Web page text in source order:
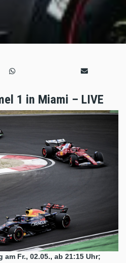
1 in Miami – LIVE
Fr., 02.05., ab 21:15 Uhr;